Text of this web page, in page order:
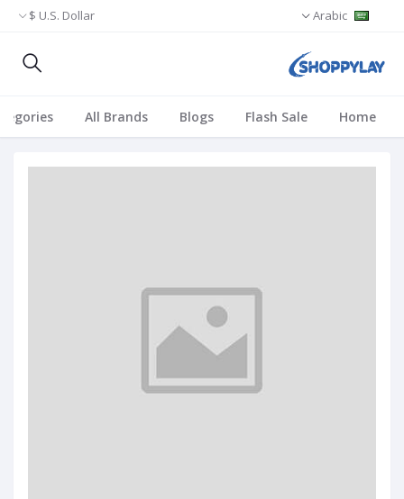
Arabic
U.S. Dollar $
Home
Flash Sale
Blogs
All Brands